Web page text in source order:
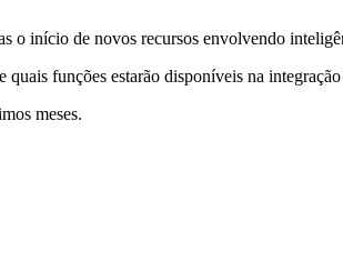
o início de novos recursos envolvendo
funções estarão disponíveis na
meses.